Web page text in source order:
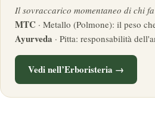
Il sovraccarico momentaneo di chi
MTC · Metallo (Polmone): il peso
Ayurveda · Pitta: responsabilità
Vedi nell’Erboristeria →